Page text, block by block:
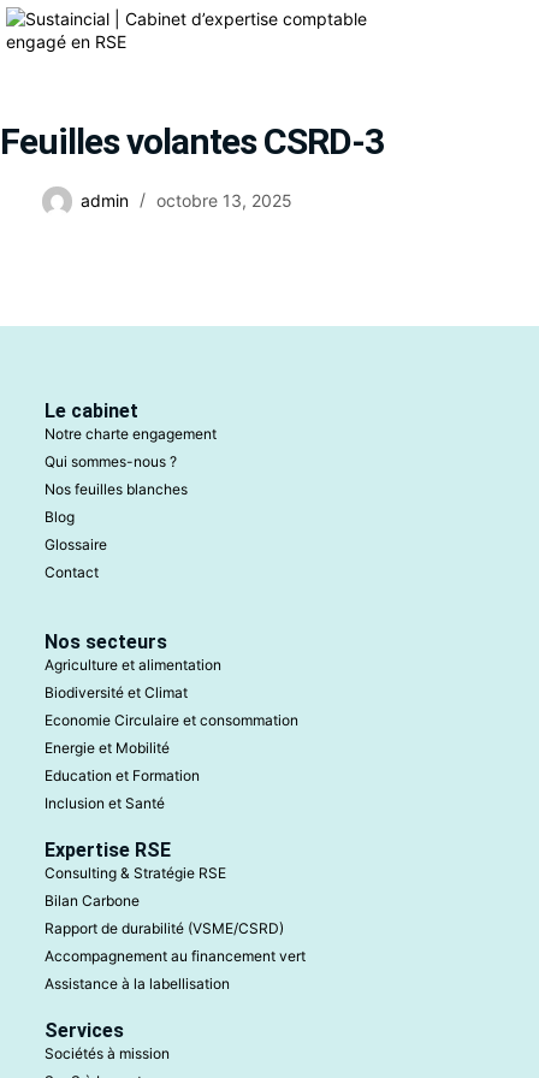
Feuilles volantes CSRD-3
admin octobre 13, 2025
Le cabinet
Notre charte engagement
Qui sommes-nous ?
Nos feuilles blanches
Blog
Glossaire
Contact
Nos secteurs
Agriculture et alimentation
Biodiversité et Climat
Economie Circulaire et consommation
Energie et Mobilité
Education et Formation
Inclusion et Santé
Expertise RSE
Consulting & Stratégie RSE
Bilan Carbone
Rapport de durabilité (VSME/CSRD)
Accompagnement au financement vert
Assistance à la labellisation
Services
Sociétés à mission